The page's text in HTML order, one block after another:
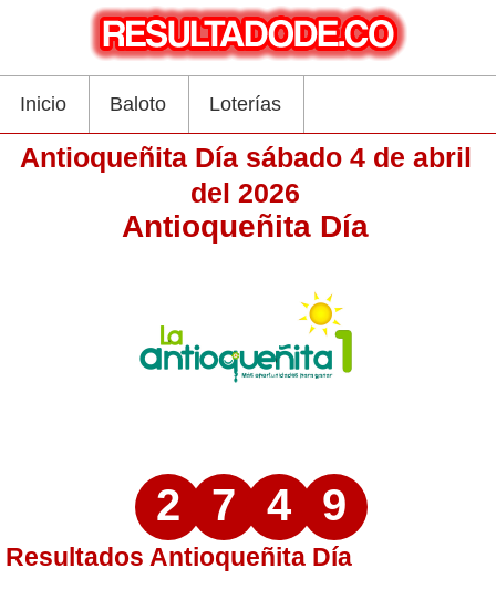
Inicio Baloto Loterías
Antioqueñita Día sábado 4 de abril
del 2026
Antioqueñita Día
2 7 4 9
Resultados Antioqueñita Día